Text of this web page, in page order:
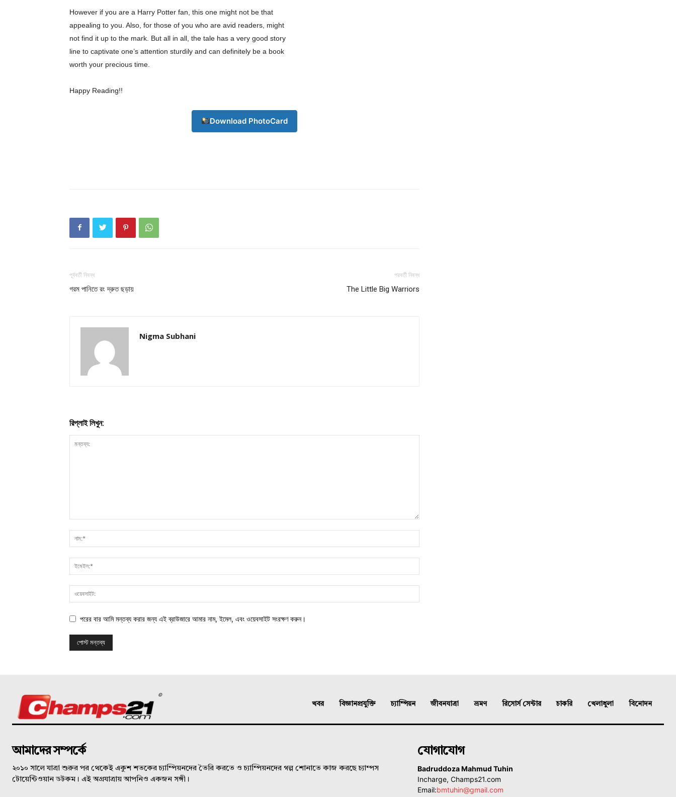
Champs21
However if you are a Harry Potter fan, this one might not be that
appealing to you. Also, for those of you who are avid readers, might
not find it up to the mark. But all in all, the tale has a very good story
line to captivate one’s attention sturdily and can definitely be a book
worth your precious time.
Happy Reading!!
Download PhotoCard
পূর্ববর্তী নিবন্ধ
গরম পানিতে রং দ্রুত ছড়ায়
পরবর্তী নিবন্ধ
The Little Big Warriors
Nigma Subhani
রিপ্লাই লিখুন:
পরের বার আমি মন্তব্য করার জন্য এই ব্রাউজারে আমার নাম, ইমেল, এবং ওয়েবসাইট সংরক্ষণ করুন।
©
খবর বিজ্ঞানপ্রযুক্তি চ্যাম্পিয়ন জীবনযাত্রা ভ্রমণ রিসোর্স সেন্টার চাকরি খেলাধুলা বিনোদন
আমাদের সম্পর্কে
২০১০ সালে যাত্রা শুরুর পর থেকেই একুশ শতকের চ্যাম্পিয়নদের তৈরি করতে ও চ্যাম্পিয়নদের গল্প শোনাতে কাজ করছে চ্যাম্পস
টোয়েন্টিওয়ান ডটকম। এই অগ্রযাত্রায় আপনিও একজন সঙ্গী।
যোগাযোগ
Badruddoza Mahmud Tuhin
Incharge, Champs21.com
Email:bmtuhin@gmail.com